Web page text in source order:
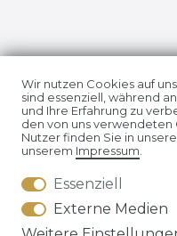
Impressum
AGB
Wir nutzen Cookies auf
sind essenziell, während
und Ihre Erfahrung zu
den von uns verwendeten
Nutzer finden Sie in
unserem Impressum.
Essenziell
Externe Medien